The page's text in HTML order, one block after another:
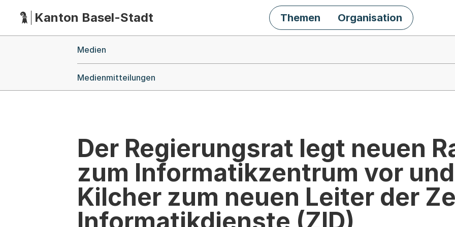
HauptnavigationKanton Basel-Stadt Themen Organisation
Medien
Medienmitteilungen
Der Regierungsrat legt neuen
zum Informatikzentrum vor
Kilcher zum neuen Leiter der